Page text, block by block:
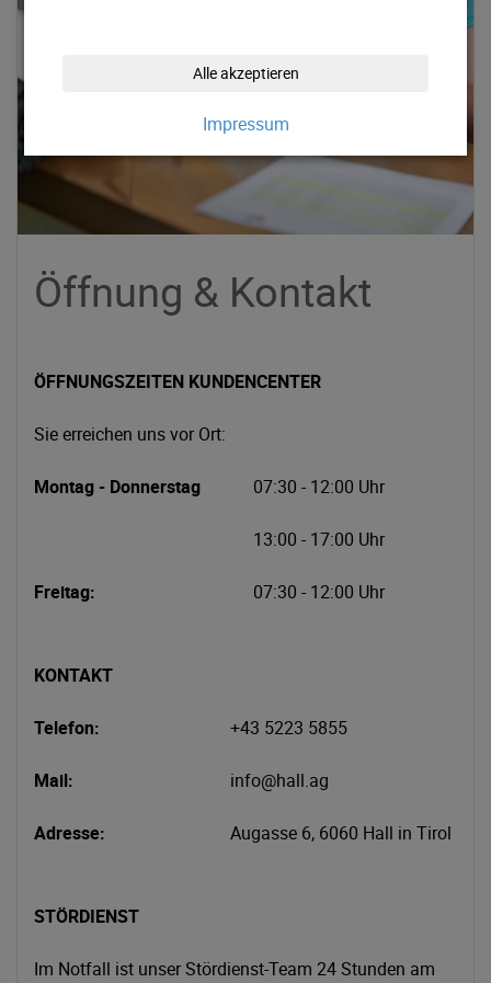
Öffnung & Kontakt
ÖFFNUNGSZEITEN KUNDENCENTER
Sie erreichen uns vor Ort:
Montag - Donnerstag 07:30 - 12:00 Uhr
13:00 - 17:00 Uhr
Freitag: 07:30 - 12:00 Uhr
KONTAKT
Telefon: +43 5223 5855
Mail: info@hall.ag
Adresse: Augasse 6, 6060 Hall in Tirol
STÖRDIENST
Im Notfall ist unser Stördienst-Team 24 Stunden am
Alle akzeptieren
Impressum